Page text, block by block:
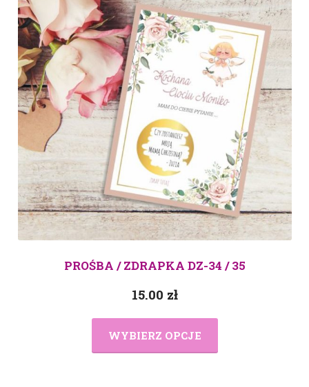
PROŚBA / ZDRAPKA DZ-34 / 35
15.00 zł
WYBIERZ OPCJE